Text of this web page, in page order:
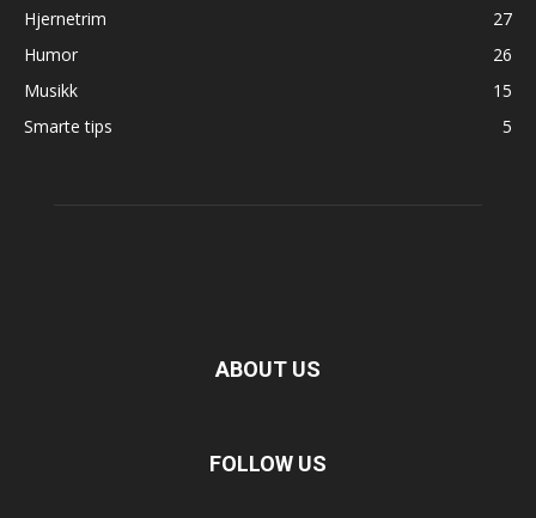
Hjernetrim
27
Humor
26
Musikk
15
Smarte tips
5
ABOUT US
FOLLOW US